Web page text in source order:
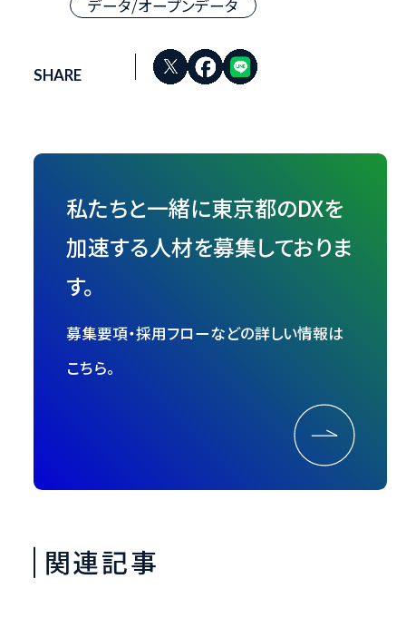
データ/オープンデータ
SHARE
私たちと一緒に東京都のDXを
加速する人材を募集しておりま
す。
募集要項・採用フローなどの詳しい情報は
こちら。
関連記事